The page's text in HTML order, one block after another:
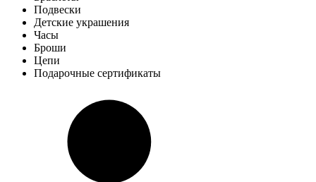
Подвески
Детские украшения
Часы
Броши
Цепи
Подарочные сертификаты